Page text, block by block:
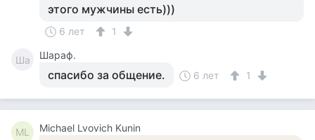
этого мужчины есть)))
6 лет 1
Ша Шараф.
спасибо за общение. 6 лет 1
ML Michael Lvovich Kunin